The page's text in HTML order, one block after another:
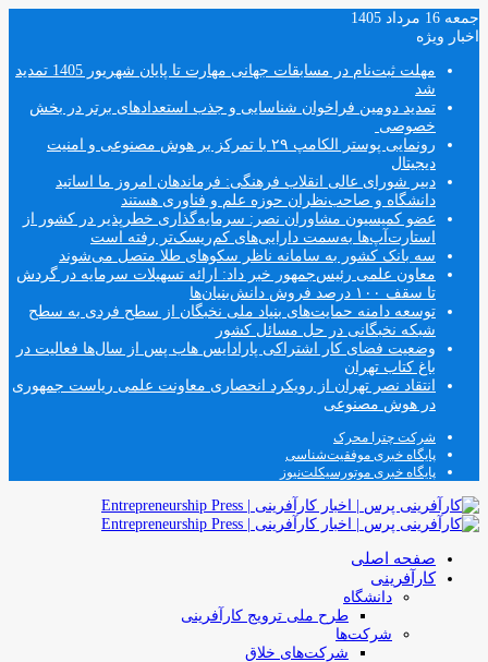
جمعه 16 مرداد 1405
اخبار ویژه
مهلت ثبت‌نام در مسابقات جهانی مهارت تا پایان شهریور 1405 تمدید
شد
تمدید دومین فراخوان شناسایی و جذب استعدادهای برتر در بخش
خصوصی
رونمایی پوستر الکامپ ۲۹ با تمرکز بر هوش مصنوعی و امنیت
دیجیتال
دبیر شورای عالی انقلاب فرهنگی: فرماندهان امروز ما اساتید
دانشگاه و صاحب‌نظران حوزه علم و فناوری هستند
عضو کمیسیون مشاوران نصر: سرمایه‌گذاری خطرپذیر در کشور از
استارت‌آپ‌ها به‌سمت دارایی‌های کم‌ریسک‌تر رفته است
سه بانک کشور به سامانه ناظر سکوهای طلا متصل می‌شوند
معاون علمی رئیس‌جمهور خبر داد: ارائه تسهیلات سرمایه در گردش
تا سقف ۱۰۰ درصد فروش دانش‌بنیان‌ها
توسعه دامنه حمایت‌های بنیاد ملی نخبگان از سطح فردی به سطح
شبکه نخبگانی در حل مسائل کشور
وضعیت فضای کار اشتراکی پارادایس هاب پس از سال‌ها فعالیت در
باغ کتاب تهران
انتقاد نصر تهران از رویکرد انحصاری معاونت علمی ریاست جمهوری
در هوش مصنوعی
شرکت چترا محرک
پایگاه خبری موفقیت‌شناسی
پایگاه خبری موتورسیکلت‌نیوز
صفحه اصلی
کارآفرینی
دانشگاه
طرح ملی ترویج کارآفرینی
شرکت‌ها
شرکت‌های خلاق